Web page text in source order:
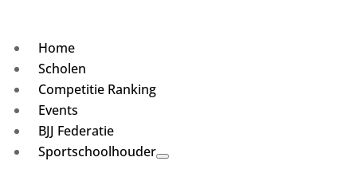
Home
Scholen
Competitie Ranking
Events
BJJ Federatie
Sportschoolhouder